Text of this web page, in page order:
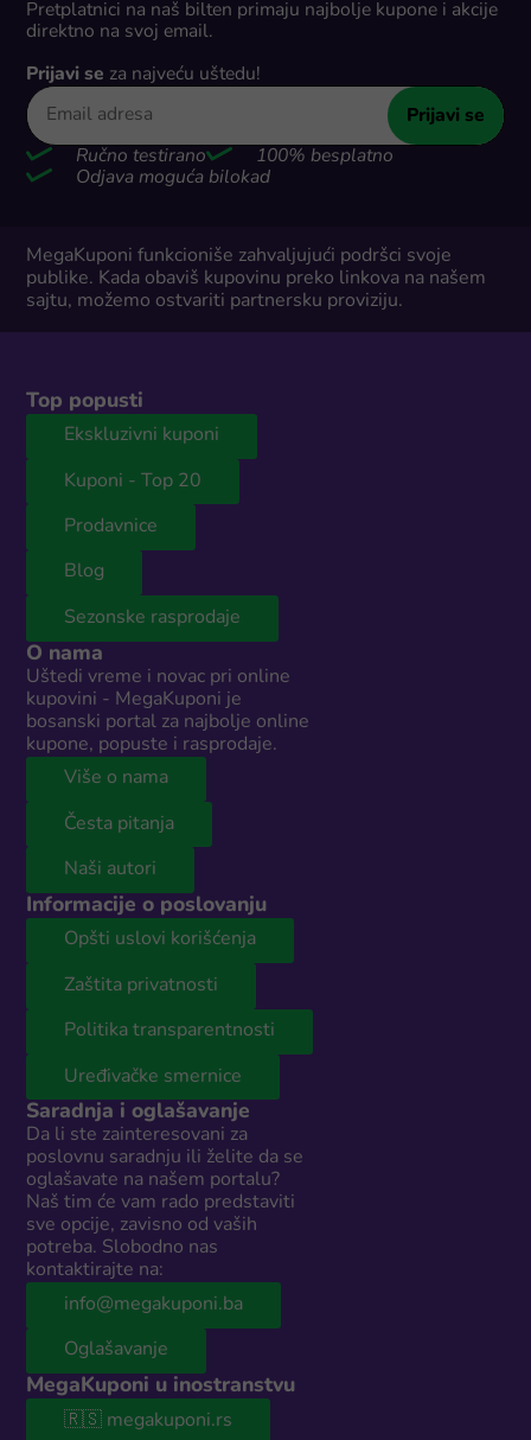
Pretplatnici na naš bilten primaju najbolje kupone i akcije
direktno na svoj email.
Prijavi se za najveću uštedu!
Prijavi se
Ručno testirano
100% besplatno
Odjava moguća bilokad
MegaKuponi funkcioniše zahvaljujući podršci svoje
publike. Kada obaviš kupovinu preko linkova na našem
sajtu, možemo ostvariti partnersku proviziju.
Top popusti
Ekskluzivni kuponi
Kuponi - Top 20
Prodavnice
Blog
Sezonske rasprodaje
O nama
Uštedi vreme i novac pri online
kupovini - MegaKuponi je
bosanski portal za najbolje online
kupone, popuste i rasprodaje.
Više o nama
Česta pitanja
Naši autori
Informacije o poslovanju
Opšti uslovi korišćenja
Zaštita privatnosti
Politika transparentnosti
Uređivačke smernice
Saradnja i oglašavanje
Da li ste zainteresovani za
poslovnu saradnju ili želite da se
oglašavate na našem portalu?
Naš tim će vam rado predstaviti
sve opcije, zavisno od vaših
potreba. Slobodno nas
kontaktirajte na:
info@megakuponi.ba
Oglašavanje
MegaKuponi u inostranstvu
🇷🇸 megakuponi.rs